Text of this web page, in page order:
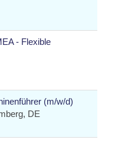
- Flexible
(m/w/d)
DE